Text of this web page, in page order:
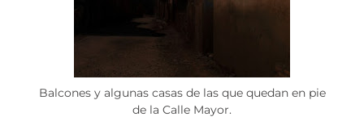
Balcones y algunas casas de las que quedan en pie
de la Calle Mayor.